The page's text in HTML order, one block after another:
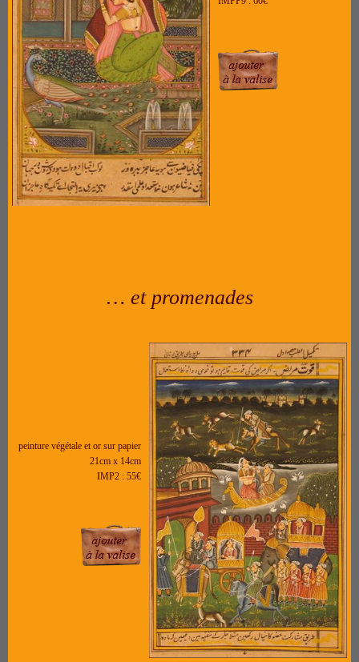
… et promenades
peinture végétale et or sur papier
21cm x 14cm
IMP2 : 55€